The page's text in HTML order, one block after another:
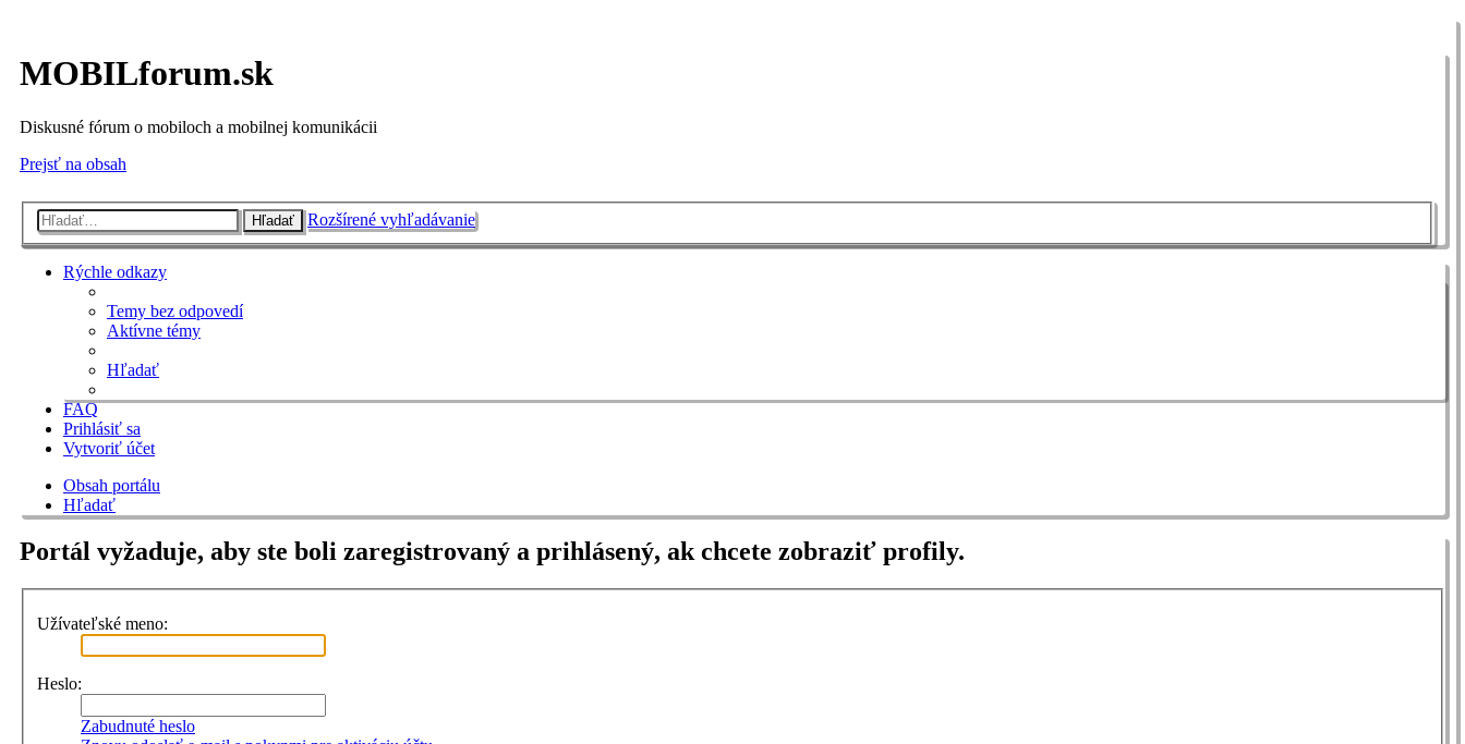
MOBILforum.sk
Diskusné fórum o mobiloch a mobilnej komunikácii
Prejsť na obsah
Hľadať Rozšírené vyhľadávanie
Rýchle odkazy
Temy bez odpovedí
Aktívne témy
Hľadať
FAQ
Prihlásiť sa
Vytvoriť účet
Obsah portálu
Hľadať
Portál vyžaduje, aby ste boli zaregistrovaný a prihlásený, ak chcete zobraziť profily.
Užívateľské meno:
Heslo:
Zabudnuté heslo